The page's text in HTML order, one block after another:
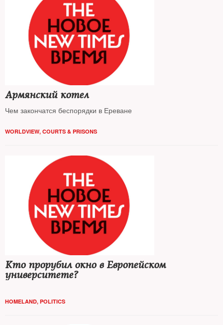
Армянский котел
Чем закончатся беспорядки в Ереване
WORLDVIEW, COURTS & PRISONS
Кто прорубил окно в Европейском
университете?
HOMELAND, POLITICS